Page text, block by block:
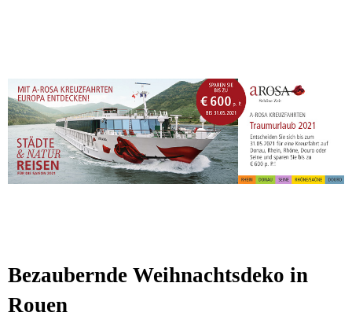
Bezaubernde Weihnachtsdeko in
Rouen